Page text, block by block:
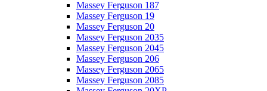
Massey Ferguson 187
Massey Ferguson 19
Massey Ferguson 20
Massey Ferguson 2035
Massey Ferguson 2045
Massey Ferguson 206
Massey Ferguson 2065
Massey Ferguson 2085